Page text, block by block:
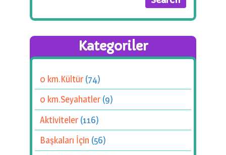
Kategoriler
0 km.Kültür(74)
0 km.Seyahatler(9)
Aktiviteler(116)
Başkaları İçin (56)